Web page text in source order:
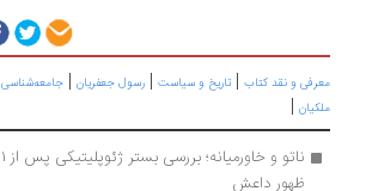
و نقد کتاب|تاریخ و سیاست |رسول جعفریان|جامعه‌شناسی و ارتباطات
ظهور داعش